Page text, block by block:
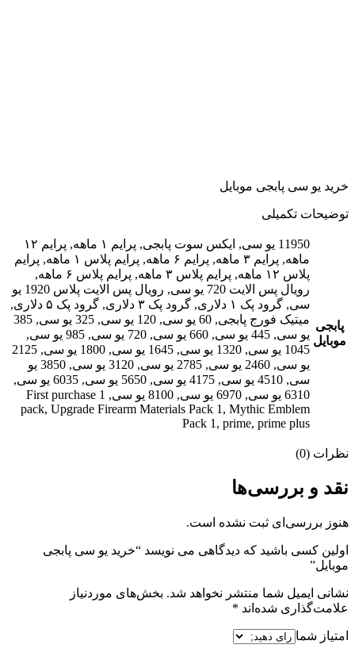
خرید یو سی پابجی موبایل
توضیحات تکمیلی
پابجی
موبایل
11950 یو سی, ایکس سوت پابجی, پرایم ۱ ماهه, پرایم ۱۲
ماهه, پرایم ۳ ماهه, پرایم ۶ ماهه, پرایم پلاس ۱ ماهه, پرایم
پلاس ۱۲ ماهه, پرایم پلاس ۳ ماهه, پرایم پلاس ۶ ماهه,
رویال پس الایت 720 یو سی, رویال پس الایت پلاس 1920 یو
سی, گرود پک ۱ دلاری, گرود پک ۳ دلاری, گرود پک ۵ دلاری,
میتیک فورج پابجی, 60 یو سی, 120 یو سی, 325 یو سی, 385
یو سی, 445 یو سی, 660 یو سی, 720 یو سی, 985 یو سی,
1045 یو سی, 1320 یو سی, 1645 یو سی, 1800 یو سی, 2125
یو سی, 2460 یو سی, 2785 یو سی, 3120 یو سی, 3850 یو
سی, 4510 یو سی, 4175 یو سی, 5650 یو سی, 6035 یو سی,
6310 یو سی, 6970 یو سی, 8100 یو سی, 1 First purchase
pack, Upgrade Firearm Materials Pack 1, Mythic Emblem
Pack 1, prime, prime plus
نظرات (0)
نقد و بررسی‌ها
هنوز بررسی‌ای ثبت نشده است.
اولین کسی باشید که دیدگاهی می نویسد “خرید یو سی پابجی
موبایل”
نشانی ایمیل شما منتشر نخواهد شد. بخش‌های موردنیاز
علامت‌گذاری شده‌اند *
امتیاز شما